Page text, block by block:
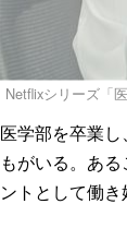
Netflixシリーズ「
医学部を卒業
もがいる。あ
ントとして働き